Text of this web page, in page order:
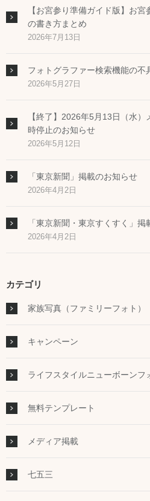
【お宮参り準備ガイド版】お
の書き方まとめ
2026年7月13日
フォトグラファー検索機能の不
2026年5月27日
【終了】2026年5月13日（水
時停止のお知らせ
2026年5月12日
「東京新聞」掲載のお知らせ
2026年4月2日
「東京新聞・東京すくすく」掲
2026年4月2日
カテゴリ
家族写真（ファミリーフォト）
キャンペーン
ライフスタイルニューボーンフ
無料テンプレート
メディア掲載
七五三